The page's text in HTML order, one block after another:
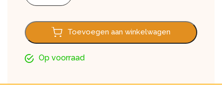
Toevoegen aan winkelwagen
Op voorraad